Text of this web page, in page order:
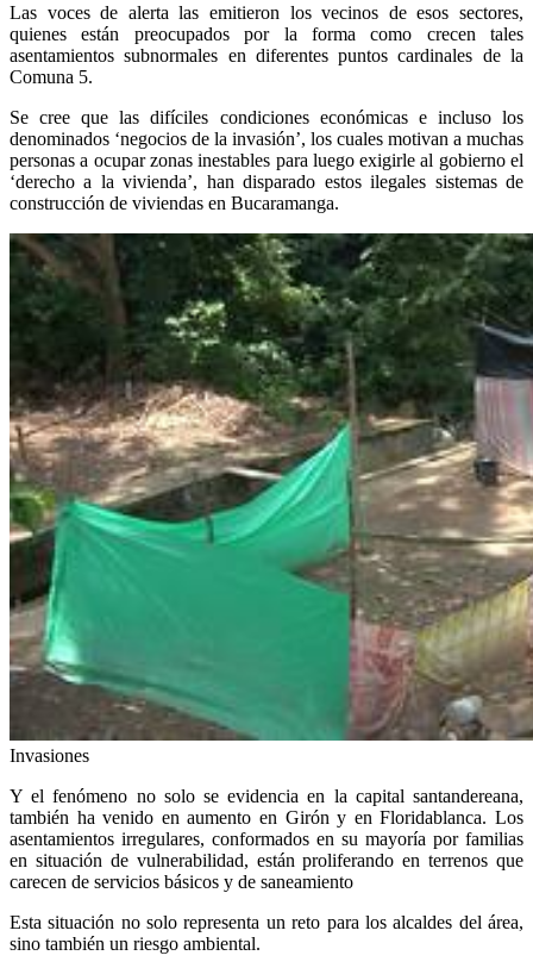
Las voces de alerta las emitieron los vecinos de esos sectores,
quienes están preocupados por la forma como crecen tales
asentamientos subnormales en diferentes puntos cardinales de la
Comuna 5.
Se cree que las difíciles condiciones económicas e incluso los
denominados ‘negocios de la invasión’, los cuales motivan a muchas
personas a ocupar zonas inestables para luego exigirle al gobierno el
‘derecho a la vivienda’, han disparado estos ilegales sistemas de
construcción de viviendas en Bucaramanga.
Invasiones
Y el fenómeno no solo se evidencia en la capital santandereana,
también ha venido en aumento en Girón y en Floridablanca. Los
asentamientos irregulares, conformados en su mayoría por familias
en situación de vulnerabilidad, están proliferando en terrenos que
carecen de servicios básicos y de saneamiento
Esta situación no solo representa un reto para los alcaldes del área,
sino también un riesgo ambiental.